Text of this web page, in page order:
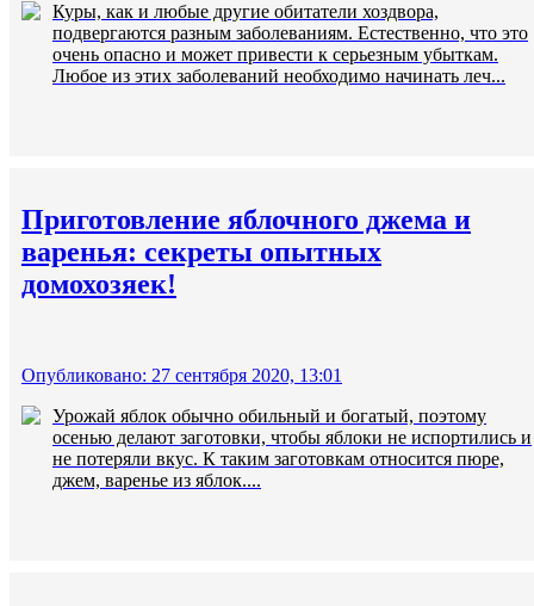
Куры, как и любые другие обитатели хоздвора,
подвергаются разным заболеваниям. Естественно, что это
очень опасно и может привести к серьезным убыткам.
Любое из этих заболеваний необходимо начинать леч...
Приготовление яблочного джема и
варенья: секреты опытных
домохозяек!
Опубликовано: 27 сентября 2020, 13:01
Урожай яблок обычно обильный и богатый, поэтому
осенью делают заготовки, чтобы яблоки не испортились и
не потеряли вкус. К таким заготовкам относится пюре,
джем, варенье из яблок....